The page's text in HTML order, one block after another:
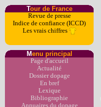
Tour de France
Revue de presse
Indice de confiance (ICCD)
Les vrais chiffres
Menu principal
Page d'accueil
Actualité
Dossier dopage
En bref
Lexique
Bibliographie
Annuaires du dopage